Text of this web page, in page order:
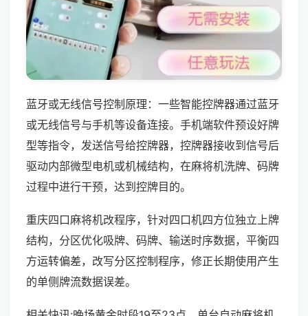
蓝牙或无线信号控制原理：一些智能控牌器通过蓝牙
或无线信号与手机等设备连接。手机端软件预设好牌
型等指令，发送信号给控牌器，控牌器接收到信号后
驱动内部微型电机或机械结构，在麻将机洗牌、码牌
过程中进行干预，达到控牌目的。
重庆四口麻将机改程序，针对四口机四方位独立上牌
结构，分区优化吸牌、码牌、输送时序数据，平衡四
方运转偏差，改写分区控制程序，修正长期使用产生
的单侧牌流数据误差。